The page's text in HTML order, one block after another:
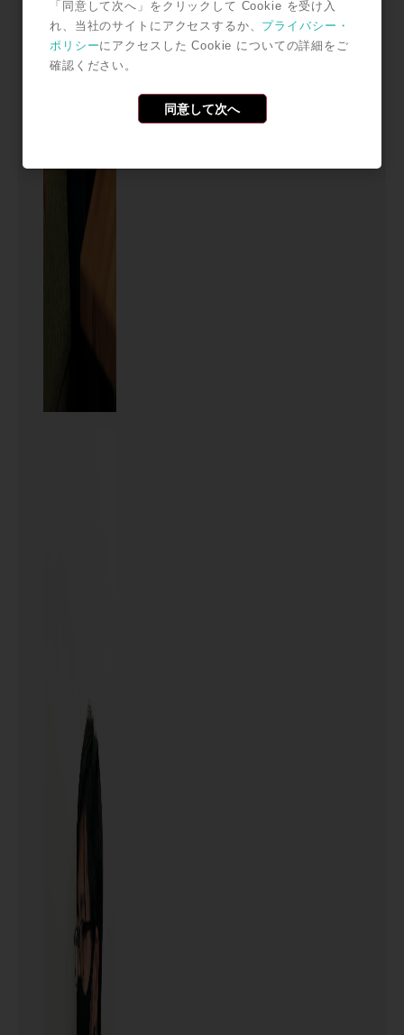
「同意して次へ」をクリックして Cookie を受け入
れ、当社のサイトにアクセスするか、 プライバシー・
ポリシーにアクセスした Cookie についての詳細をご
確認ください。
同意して次へ